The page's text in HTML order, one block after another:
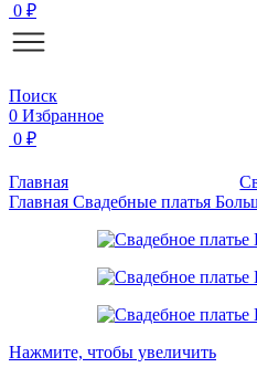
0 ₽
Поиск
0 Избранное
0 ₽
Главная
Главная Свадебные платья
Нажмите, чтобы увеличить